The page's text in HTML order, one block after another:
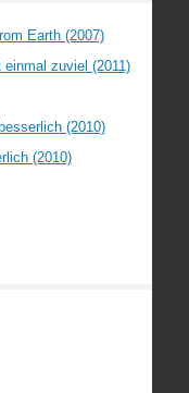
Earth (2007)
zuviel (2011)
(2010)
(2010)